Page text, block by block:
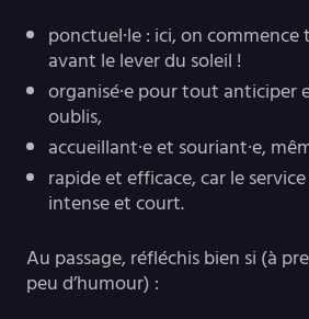
ponctuel·le : ici, on
avant le lever du soleil !
organisé·e pour tout anticiper
oublis,
accueillant·e et souriant·e,
rapide et efficace, car le
intense et court.
Au passage, réfléchis bien si (à
peu d’humour) :